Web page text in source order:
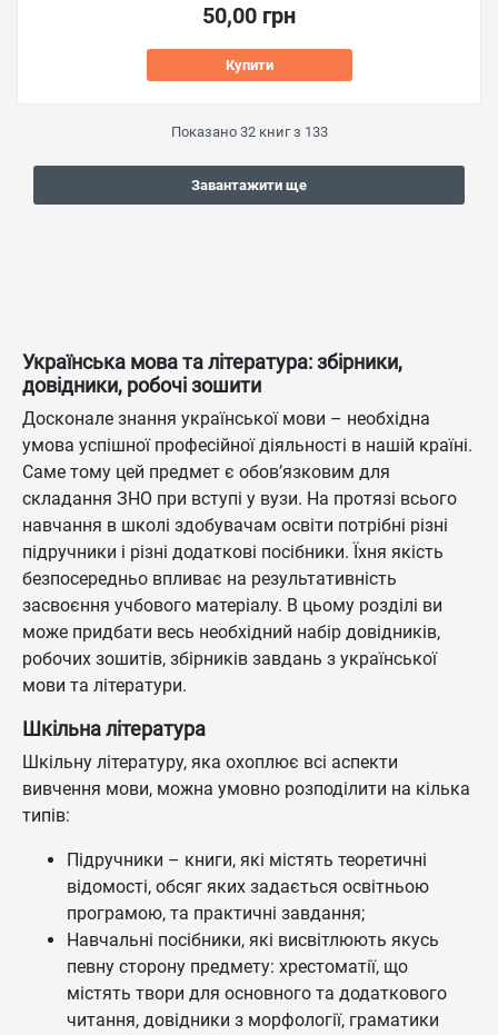
50,00 грн
Купити
Показано 32книг з 133
Завантажити ще
Українська мова та література: збірники,
довідники, робочі зошити
Досконале знання української мови – необхідна
умова успішної професійної діяльності в нашій країні.
Саме тому цей предмет є обов’язковим для
складання ЗНО при вступі у вузи. На протязі всього
навчання в школі здобувачам освіти потрібні різні
підручники і різні додаткові посібники. Їхня якість
безпосередньо впливає на результативність
засвоєння учбового матеріалу. В цьому розділі ви
може придбати весь необхідний набір довідників,
робочих зошитів, збірників завдань з української
мови та літератури.
Шкільна література
Шкільну літературу, яка охоплює всі аспекти
вивчення мови, можна умовно розподілити на кілька
типів:
Підручники – книги, які містять теоретичні
відомості, обсяг яких задається освітньою
програмою, та практичні завдання;
Навчальні посібники, які висвітлюють якусь
певну сторону предмету: хрестоматії, що
містять твори для основного та додаткового
читання, довідники з морфології, граматики